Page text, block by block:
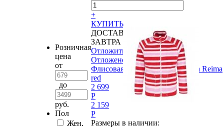
Розничная
цена
от
до
руб.
Пол
Жен.
+
КУПИТЬ
ДОСТАВИМ
ЗАВТРА
Отложить
Отложено
Флисовая куртка Reima®, Likan Reima
red
2 699
P
2 159
P
Размеры в наличии: